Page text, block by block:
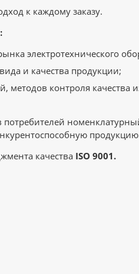
к каждому заказу.
электротехнического
и качества продукции;
контроля качества
потребителей
качества ISO 9001.